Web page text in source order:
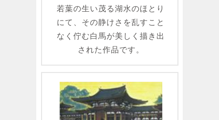
若葉の生い茂る湖水のほとり
にて、その静けさを乱すこと
なく佇む白馬が美しく描き出
された作品です。